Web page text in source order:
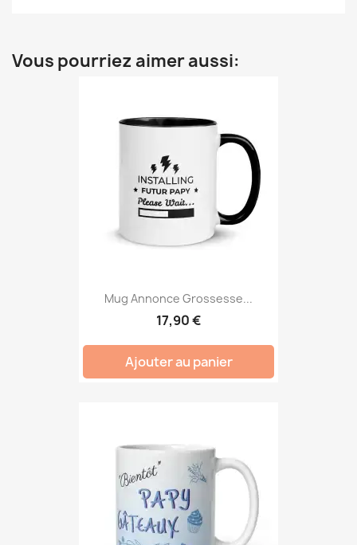
Vous pourriez aimer aussi:
Mug Annonce Grossesse...
17,90 €
Ajouter au panier